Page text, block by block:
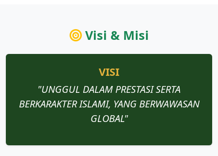
Visi & Misi
VISI
"UNGGUL DALAM PRESTASI SERTA
BERKARAKTER ISLAMI, YANG BERWAWASAN
GLOBAL"